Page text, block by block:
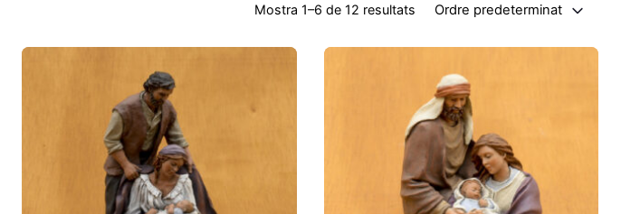
Mostra 1–6 de 12 resultats Ordre predeterminat